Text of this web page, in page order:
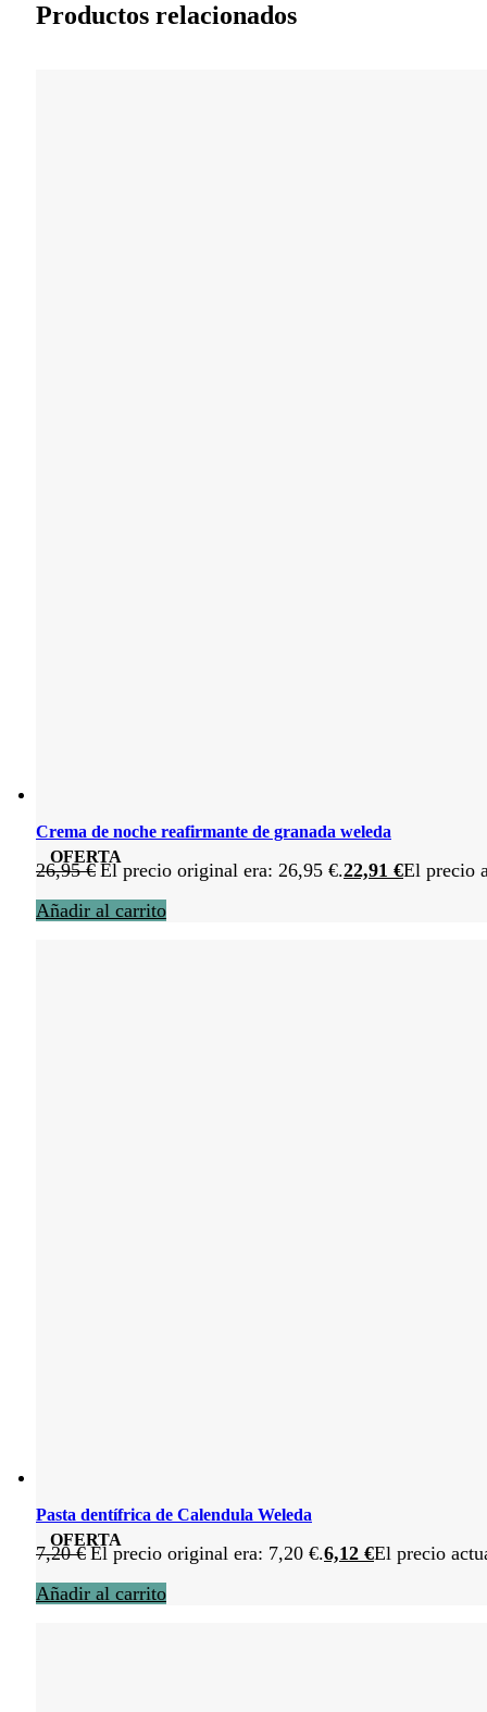
Productos relacionados
OFERTA
Crema de noche reafirmante de granada weleda
26,95€ El precio original era: 26,95 €.22,91 €El precio
Añadir al carrito
OFERTA
Pasta dentífrica de Calendula Weleda
7,20€ El precio original era: 7,20 €.6,12 €El precio
Añadir al carrito